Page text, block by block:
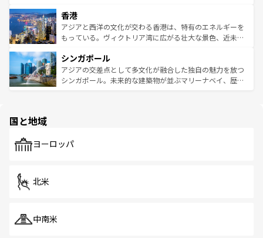
とつ。フォーやバインミー、ベトナムコーヒーなどは、ぜ
ひ現地で味わいたい。どの地域を訪れてもあたたかい人々
が旅行者を迎えてくれるので、きっと忘れられない旅にな
参照してほしい。
の活気が交差している。北部ではチェンマイなどの山岳地
帯で自然と触れ合い、南部ではプーケットやクラビの美し
いビーチでリゾート気分を楽しむことができる。タイ料理
激する。気候は一年中温暖で、どの季節にも異なる楽しみ
が待っている。親しみやすいタイの人々、仏教を中心とし
た文化、そして多様な観光資源が、訪れる旅人を魅了し続
香港
アジアと西洋の文化が交わる香港は、特有のエネルギーを
もっている。ヴィクトリア湾に広がる壮大な景色、近未来
み、どこを訪れても感動するはず。観光スポットが密集し
ており、効率よく見どころを回れるのも魅力。息をのむよ
うな絶景から文化的な体験まで、香港を存分に楽しみ尽く
シンガポール
アジアの交差点として多文化が融合した独自の魅力を放つ
シンガポール。未来的な建築物が並ぶマリーナベイ、歴史
で、ホーカーズは地元の風情を楽しめる外せないスポット
国と地域
ヨーロッパ
北米
中南米